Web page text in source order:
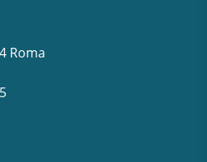
Roma